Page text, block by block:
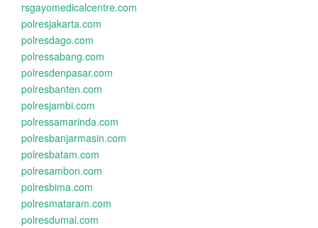
rsgayomedicalcentre.com
polresjakarta.com
polresdago.com
polressabang.com
polresdenpasar.com
polresbanten.com
polresjambi.com
polressamarinda.com
polresbanjarmasin.com
polresbatam.com
polresambon.com
polresbima.com
polresmataram.com
polresdumai.com